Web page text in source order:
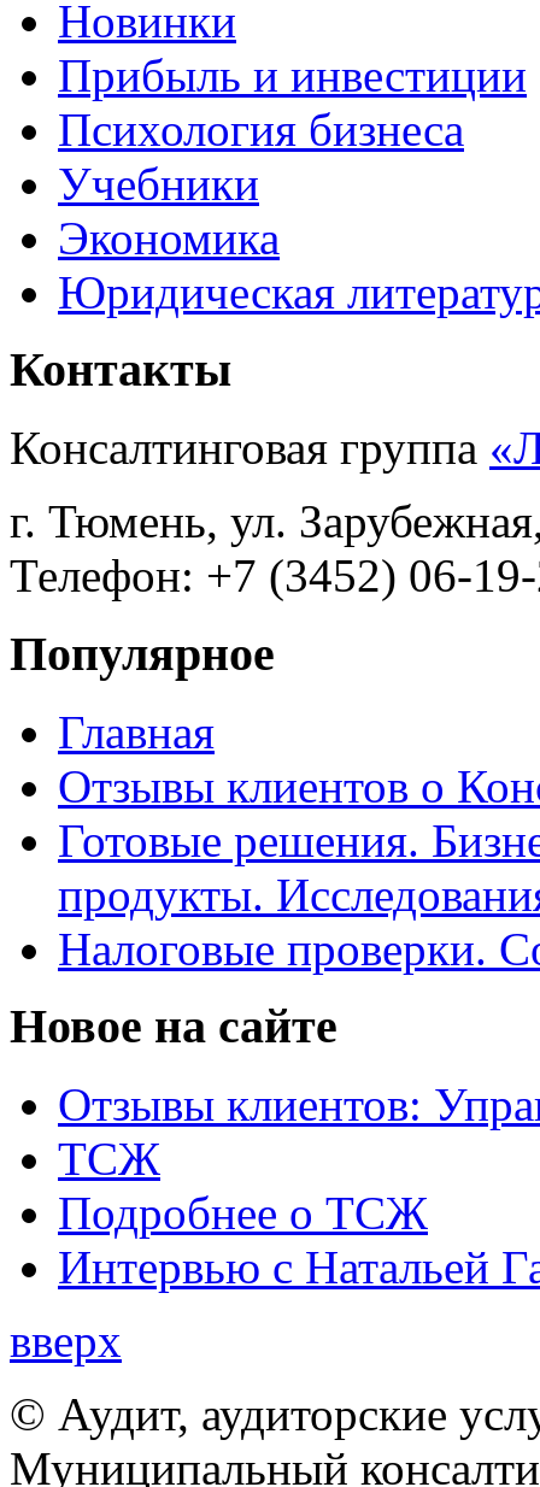
Новинки
Прибыль и инвестиции
Психология бизнеса
Учебники
Экономика
Юридическая
Контакты
Консалтинговая группа
г. Тюмень, ул.
Телефон: +7 (3452) 06-
Популярное
Главная
Отзывы клиентов о
Готовые решения.
продукты.
Налоговые проверки.
Новое на сайте
Отзывы клиентов:
ТСЖ
Подробнее о ТСЖ
Интервью с Натальей
вверх
© Аудит, аудиторские
Муниципальный